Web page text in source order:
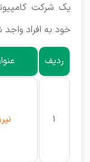
یک شرکت
خود به افراد
ردیف
1